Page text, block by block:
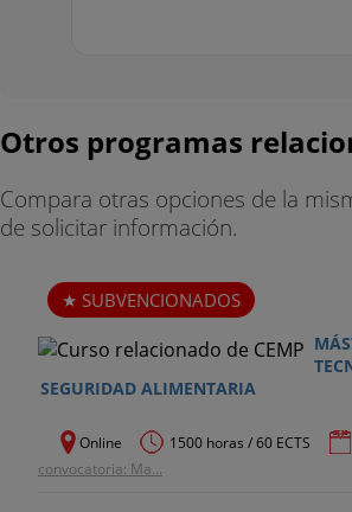
Otros programas
Compara otras opciones de la
de solicitar información.
SUBVENCIONADOS
SEGURIDAD ALIMENTARIA
Online 1500 horas / 60 ECTS
convocatoria: Ma...